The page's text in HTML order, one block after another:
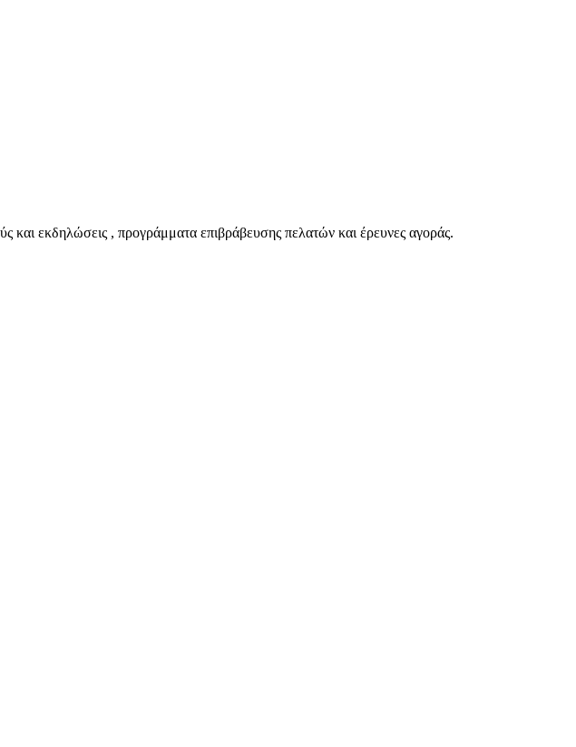
εκδηλώσεις , προγράμματα επιβράβευσης πελατών και έρευνες αγοράς.